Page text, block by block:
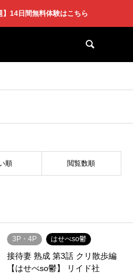
】14日間無料体験はこちら
順 閲覧数順
3P・4P はせべso鬱
接待妻 熟成 第3話 クリ散歩編
【はせべso鬱】 リイド社